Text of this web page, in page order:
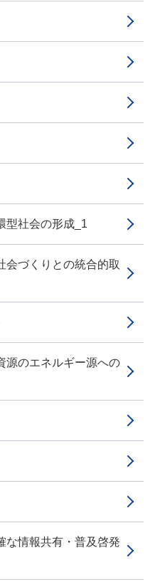
社会の形成_1
づくりとの統合的取
のエネルギー源への
情報共有・普及啓発